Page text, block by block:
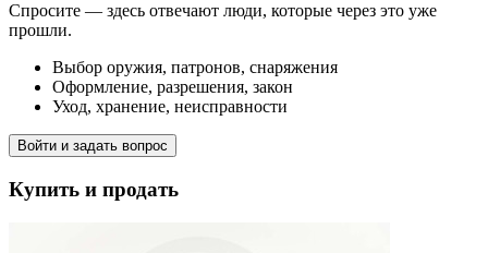
Спросите — здесь отвечают люди, которые через это уже
прошли.
Выбор оружия, патронов, снаряжения
Оформление, разрешения, закон
Уход, хранение, неисправности
Войти и задать вопрос
Купить и продать